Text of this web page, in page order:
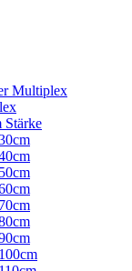
Multiplex
Stärke
50cm
70cm
100cm